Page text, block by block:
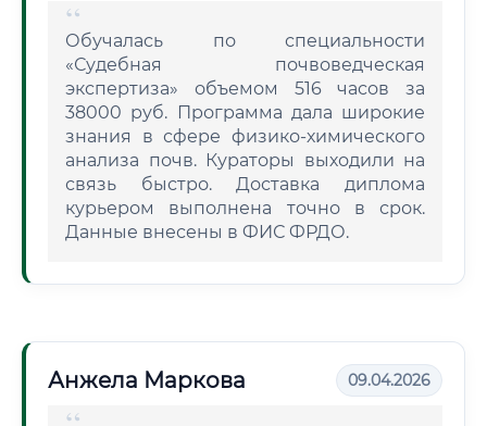
Обучалась по специальности
«Судебная почвоведческая
экспертиза» объемом 516 часов за
38000 руб. Программа дала широкие
знания в сфере физико-химического
анализа почв. Кураторы выходили на
связь быстро. Доставка диплома
курьером выполнена точно в срок.
Данные внесены в ФИС ФРДО.
Анжела Маркова 09.04.2026